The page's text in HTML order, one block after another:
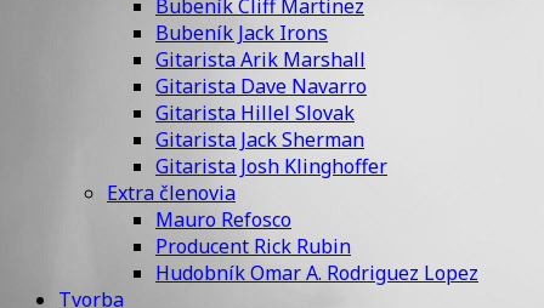
Bubeník Cliff Martinez
Bubeník Jack Irons
Gitarista Arik Marshall
Gitarista Dave Navarro
Gitarista Hillel Slovak
Gitarista Jack Sherman
Gitarista Josh Klinghoffer
Extra členovia
Mauro Refosco
Producent Rick Rubin
Hudobník Omar A. Rodriguez Lopez
Tvorba